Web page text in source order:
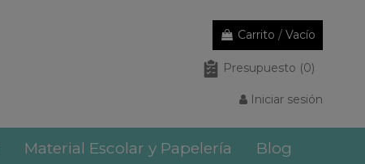
Carrito / Vacío
Presupuesto (0)
Iniciar sesión
Material Escolar y Papelería Blog